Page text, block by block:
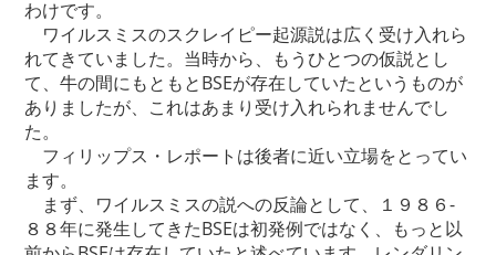
わけです。
ワイルスミスのスクレイピー起源説は広く受け入れら
れてきていました。当時から、もうひとつの仮説とし
て、牛の間にもともとBSEが存在していたというものが
ありましたが、これはあまり受け入れられませんでし
た。
フィリップス・レポートは後者に近い立場をとってい
ます。
まず、ワイルスミスの説への反論として、１９８６-
８８年に発生してきたBSEは初発例ではなく、もっと以